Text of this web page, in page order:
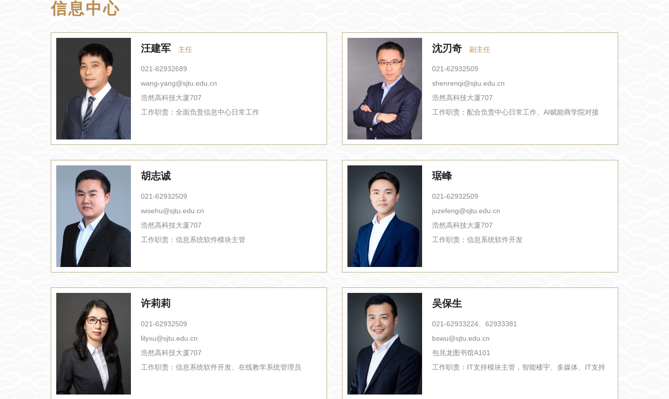
信息中心
汪建军 主任
021-62932689
wang-yang@sjtu.edu.cn
浩然高科技大厦707
工作职责： 全面负责信息中心日常工作
沈刃奇 副主任
021-62932509
shenrenqi@sjtu.edu.cn
浩然高科技大厦707
工作职责： 配合负责中心日常工作、AI赋能商学院对接
胡志诚
021-62932509
wisehu@sjtu.edu.cn
浩然高科技大厦707
工作职责： 信息系统软件模块主管
琚峰
021-62932509
juzefeng@sjtu.edu.cn
浩然高科技大厦707
工作职责： 信息系统软件开发
许莉莉
021-62932509
lilyxu@sjtu.edu.cn
浩然高科技大厦707
工作职责： 信息系统软件开发、在线教学系统管理员
吴保生
021-62933224、62933381
bswu@sjtu.edu.cn
包兆龙图书馆A101
工作职责： IT支持模块主管，智能楼宇、多媒体、IT支持